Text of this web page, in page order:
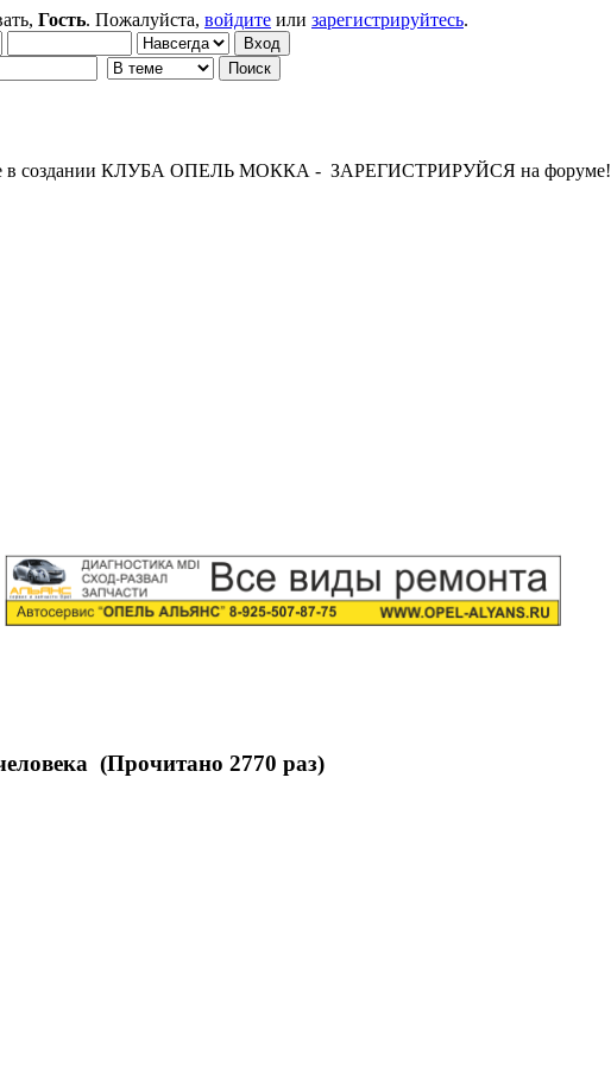
Гость. Пожалуйста, войдите или зарегистрируйтесь.
в создании КЛУБА ОПЕЛЬ МОККА - ЗАРЕГИСТРИРУЙСЯ на форуме!
(Прочитано 2770 раз)